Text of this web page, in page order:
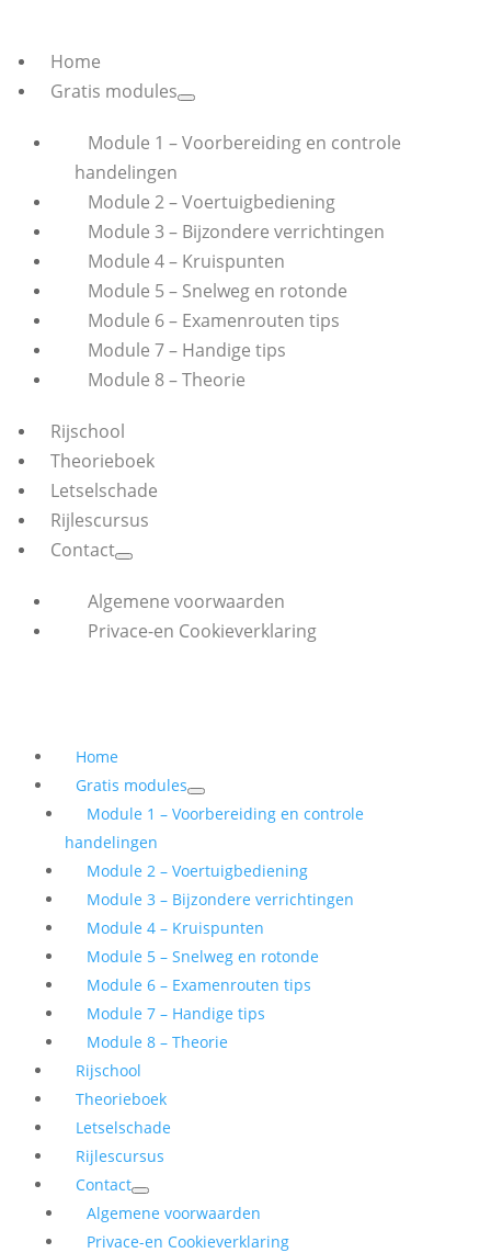
Home
Gratis modules
Module 1 – Voorbereiding en controle
handelingen
Module 2 – Voertuigbediening
Module 3 – Bijzondere verrichtingen
Module 4 – Kruispunten
Module 5 – Snelweg en rotonde
Module 6 – Examenrouten tips
Module 7 – Handige tips
Module 8 – Theorie
Rijschool
Theorieboek
Letselschade
Rijlescursus
Contact
Algemene voorwaarden
Privace-en Cookieverklaring
Home
Gratis modules
Module 1 – Voorbereiding en controle
handelingen
Module 2 – Voertuigbediening
Module 3 – Bijzondere verrichtingen
Module 4 – Kruispunten
Module 5 – Snelweg en rotonde
Module 6 – Examenrouten tips
Module 7 – Handige tips
Module 8 – Theorie
Rijschool
Theorieboek
Letselschade
Rijlescursus
Contact
Algemene voorwaarden
Privace-en Cookieverklaring